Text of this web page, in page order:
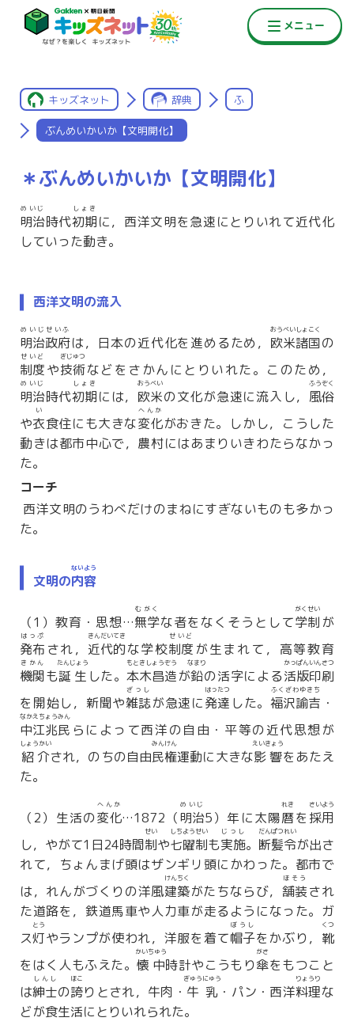
キッズネット 辞典 ふ
ぶんめいかいか【文明開化】
＊ぶんめいかいか【文明開化】
明治
めいじ
時代初期
しょき
に，西洋文明を急速にとりいれて近代化
していった動き。
西洋文明の流入
明治政府
めいじせいふ
は，日本の近代化を進めるため， 欧米諸国
おうべいしょこく
の
制度
せいど
や技術
ぎじゅつ
などをさかんにとりいれた。このため，
明治
めいじ
時代初期
しょき
には， 欧米
おうべい
の文化が急速に流入し， 風俗
ふうぞく
や衣
い
食住にも大きな変化
へんか
がおきた。しかし，こうした
動きは都市中心で，農村にはあまりいきわたらなかっ
た。
コーチ
西洋文明のうわべだけのまねにすぎないものも多かっ
た。
文明の内容
ないよう
（1）教育・思想…無学
むがく
な者をなくそうとして学制
がくせい
が
発布
はっぷ
され， 近代的
きんだいてき
な学校制度
せいど
が生まれて，高等教育
機関
きかん
も誕生
たんじょう
した。 本木昌造
もときしょうぞう
が鉛
なまり
の活字による活版印刷
かっぱんいんさつ
を開始し，新聞や雑誌
ざっし
が急速に発達
はったつ
した。 福沢諭吉
ふくざわゆきち
・
中江兆民
なかえちょうみん
らによって西洋の自由・平等の近代思想が
紹介
しょうかい
され，のちの自由民権
みんけん
運動に大きな影響
えいきょう
をあたえ
た。
（2）生活の変化
へんか
…1872（明治
めいじ
5）年に太陽暦
れき
を 採用
さいよう
し，やがて1日24時間制
せい
や七曜制
しちようせい
も実施
じっし
。 断髪令
だんぱつれい
が出さ
れて，ちょんまげ頭はザンギリ頭にかわった。都市で
は，れんがづくりの洋風建築
けんちく
がたちならび， 舗装
ほそう
され
た道路を，鉄道馬車や人力車が走るようになった。ガ
ス灯
とう
やランプが使われ，洋服を着て帽子
ぼうし
をかぶり， 靴
くつ
をはく人もふえた。 懐中
かいちゅう
時計やこうもり傘
がさ
をもつこと
は紳士
しんし
の誇
ほこ
りとされ，牛肉・ 牛乳
ぎゅうにゅう
・パン・西洋料理
りょうり
な
どが食生活にとりいれられた。